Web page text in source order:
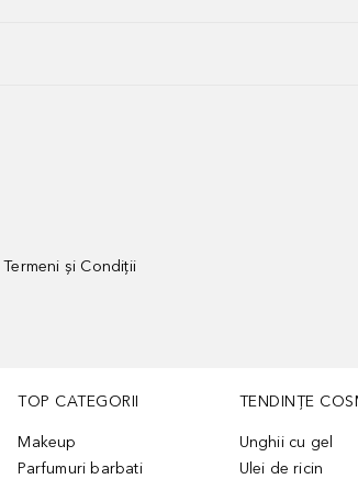
Termeni și Condiții
TOP CATEGORII
Makeup
Parfumuri barbati
TENDINȚE
Unghii cu gel
Ulei de ricin